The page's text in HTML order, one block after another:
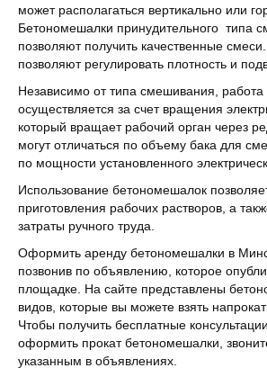
может располагаться вертикально или
Бетономешалки принудительного типа
позволяют получить качественные
позволяют регулировать плотность и
Независимо от типа смешивания,
осуществляется за счет вращения
который вращает рабочий орган через
могут отличаться по объему бака для
по мощности установленного
Использование бетономешалок
приготовления рабочих растворов, а
затраты ручного труда.
Оформить аренду бетономешалки в
позвонив по объявлению, которое
площадке. На сайте представлены
видов, которые вы можете взять
Чтобы получить бесплатные
оформить прокат бетономешалки,
указанным в объявлениях.